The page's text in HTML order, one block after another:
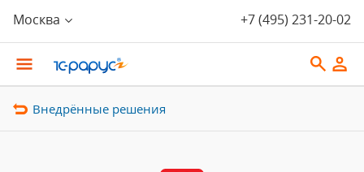
Москва +7 (495) 231-20-02
Внедрённые решения